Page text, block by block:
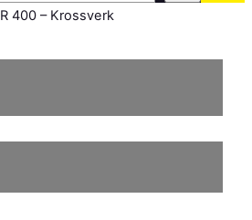
400 – Krossverk